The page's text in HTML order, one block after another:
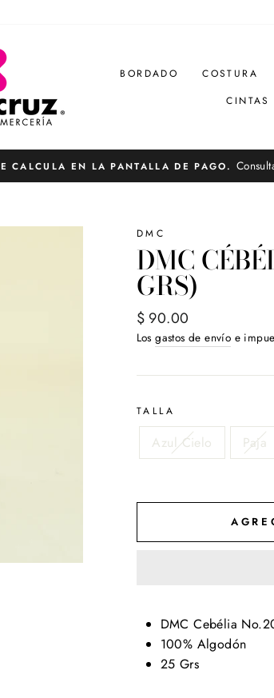
BORDADO COSTURA
CINTAS
CALCULA EN LA PANTALLA DE PAGO.
DMC
DMC
GRS)
Precio
habitual
$ 90.00
Losgastos de envío e
TALLA
Azul Cielo Paja
DMC Cebélia
100% Algodón
25 Grs